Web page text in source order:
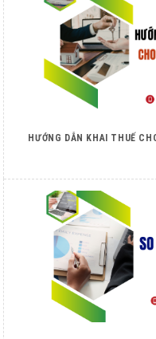
HƯỚNG DẪN KHAI THUẾ